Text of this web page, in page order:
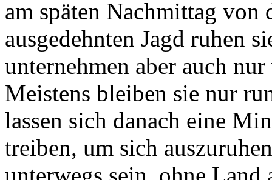
am späten Nachmittag von
ausgedehnten Jagd ruhen
unternehmen aber auch
Meistens bleiben sie nur
lassen sich danach eine
treiben, um sich
unterwegs sein, ohne Land